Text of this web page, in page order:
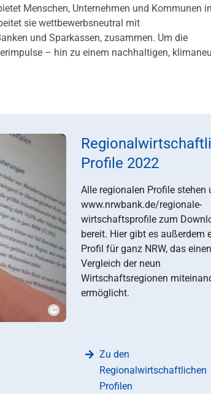
Menschen, Unternehmen und Kommunen
sie wettbewerbsneutral mit
und Sparkassen, zusammen. Um die
– hin zu einem nachhaltigen,
???msg.image.copyright???
Profile 2022
Alle regionalen Profile stehen
www.nrwbank.de/regionale-
wirtschaftsprofilezum
bereit. Hier gibt es außerdem
Profil für ganz NRW, das einen
Vergleich der neun
Wirtschaftsregionen
ermöglicht.
Zu den
Regionalwirtschaftlichen
Profilen